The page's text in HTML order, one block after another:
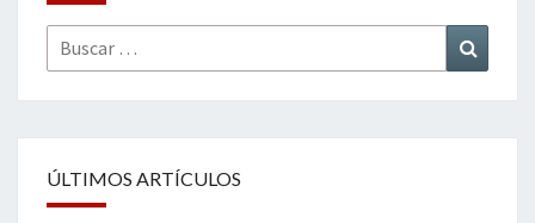
Buscar
por:
ÚLTIMOS ARTÍCULOS